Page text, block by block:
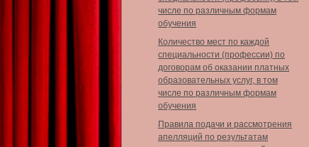
числе по различным формам
обучения
Количество мест по каждой
специальности (профессии) по
договорам об оказании платных
образовательных услуг, в том
числе по различным формам
обучения
Правила подачи и рассмотрения
апелляций по результатам